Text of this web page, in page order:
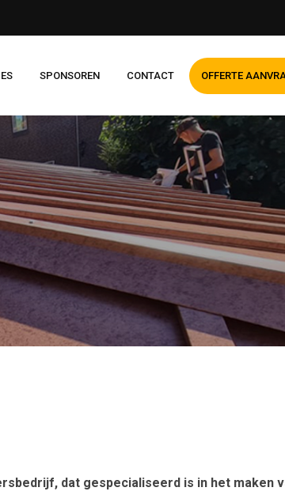
SPONSOREN CONTACT OFFERTE
dat gespecialiseerd is in het maken